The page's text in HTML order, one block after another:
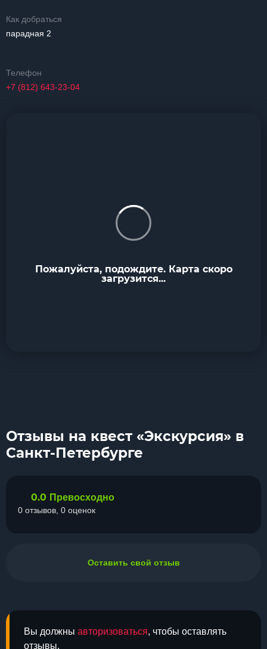
Как добраться
парадная 2
Телефон
+7 (812) 643-23-04
Пожалуйста, подождите. Карта скоро
загрузится...
Отзывы на квест «Экскурсия» в
Санкт-Петербурге
Вы должны авторизоваться, чтобы оставлять
отзывы.
0.0 Превосходно
0 отзывов, 0 оценок
Оставить свой отзыв